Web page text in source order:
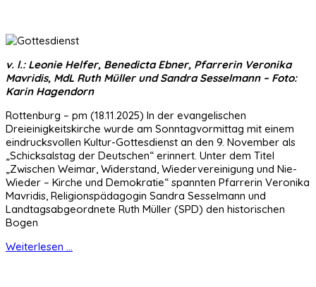
v. l.: Leonie Helfer, Benedicta Ebner, Pfarrerin Veronika
Mavridis, MdL Ruth Müller und Sandra Sesselmann – Foto:
Karin Hagendorn
Rottenburg – pm (18.11.2025) In der evangelischen
Dreieinigkeitskirche wurde am Sonntagvormittag mit einem
eindrucksvollen Kultur-Gottesdienst an den 9. November als
„Schicksalstag der Deutschen“ erinnert. Unter dem Titel
„Zwischen Weimar, Widerstand, Wiedervereinigung und Nie-
Wieder – Kirche und Demokratie“ spannten Pfarrerin Veronika
Mavridis, Religionspädagogin Sandra Sesselmann und
Landtagsabgeordnete Ruth Müller (SPD) den historischen
Bogen
Weiterlesen ...